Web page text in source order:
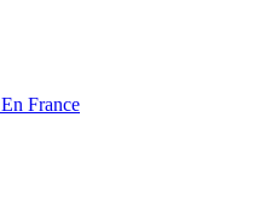
En France